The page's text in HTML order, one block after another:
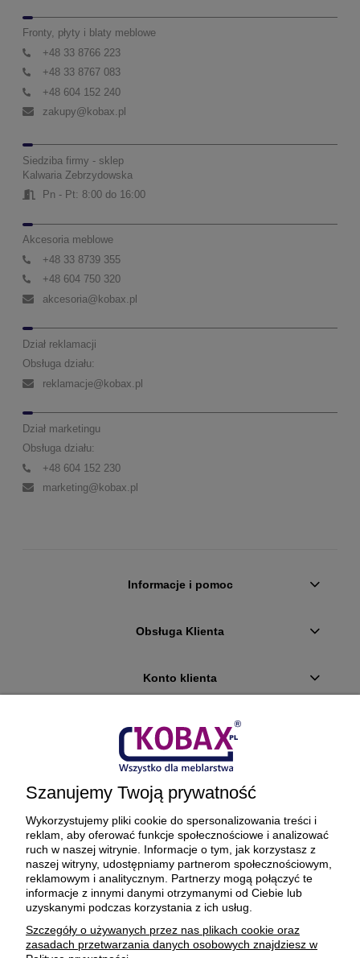
Fronty, płyty i blaty meblowe
+48 33 8766 223
+48 33 8767 083
+48 604 152 240
zakupy@kobax.pl
Siedziba firmy - sklep
Kalwaria Zebrzydowska
Pn - Pt: 8:00 do 16:00
Akcesoria meblowe
+48 33 8739 355
+48 604 750 320
akcesoria@kobax.pl
Dział reklamacji
Obsługa działu:
reklamacje@kobax.pl
Dział marketingu
Obsługa działu:
+48 604 152 230
marketing@kobax.pl
Informacje i pomoc
Obsługa Klienta
Konto klienta
Płatności i dostawa
Ciekawostki
O firmie
BEZPIECZNE PŁATNOŚCI ORAZ DOSTAWA
Szanujemy Twoją prywatność
Wykorzystujemy pliki cookie do spersonalizowania treści i
reklam, aby oferować funkcje społecznościowe i analizować
ruch w naszej witrynie. Informacje o tym, jak korzystasz z
naszej witryny, udostępniamy partnerom społecznościowym,
reklamowym i analitycznym. Partnerzy mogą połączyć te
informacje z innymi danymi otrzymanymi od Ciebie lub
uzyskanymi podczas korzystania z ich usług.
Szczegóły o używanych przez nas plikach cookie oraz
zasadach przetwarzania danych osobowych znajdziesz w